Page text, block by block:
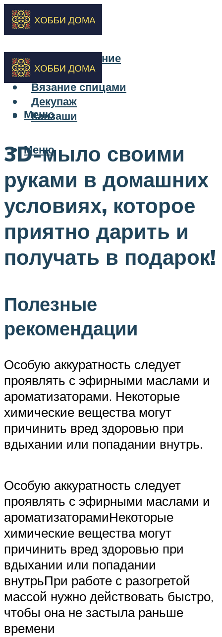
Бисероплетение
Вышивка
Вязание спицами
Декупаж
Канзаши
Меню
Меню
3D-мыло своими
руками в домашних
условиях, которое
приятно дарить и
получать в подарок!
Полезные
рекомендации
Особую аккуратность следует
проявлять с эфирными маслами и
ароматизаторами. Некоторые
химические вещества могут
причинить вред здоровью при
вдыхании или попадании внутрь.
Особую аккуратность следует
проявлять с эфирными маслами и
ароматизаторамиНекоторые
химические вещества могут
причинить вред здоровью при
вдыхании или попадании
внутрьПри работе с разогретой
массой нужно действовать быстро,
чтобы она не застыла раньше
времени